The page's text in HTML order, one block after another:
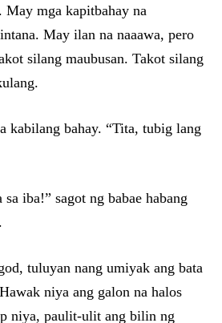
mga kapitbahay na
May ilan na naaawa, pero
silang maubusan. Takot silang
kabilang bahay. “Tita, tubig lang
iba!” sagot ng babae habang
tuluyan nang umiyak ang bata
niya ang galon na halos
niya, paulit-ulit ang bilin ng